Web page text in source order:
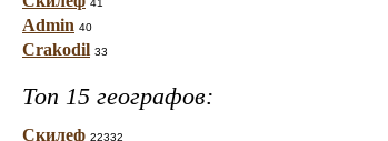
41
Admin 40
Crakodil 33
Топ 15 географов:
Скилеф 22332